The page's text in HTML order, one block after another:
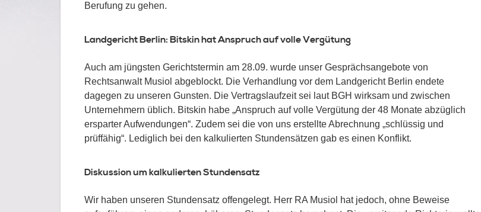
Berufung zu gehen.
Landgericht Berlin: Bitskin hat Anspruch auf volle Vergütung
Auch am jüngsten Gerichtstermin am 28.09. wurde unser Gesprächsangebote von
Rechtsanwalt Musiol abgeblockt. Die Verhandlung vor dem Landgericht Berlin endete
dagegen zu unseren Gunsten. Die Vertragslaufzeit sei laut BGH wirksam und zwischen
Unternehmern üblich. Bitskin habe „Anspruch auf volle Vergütung der 48 Monate abzüglich
ersparter Aufwendungen“. Zudem sei die von uns erstellte Abrechnung „schlüssig und
prüffähig“. Lediglich bei den kalkulierten Stundensätzen gab es einen Konflikt.
Diskussion um kalkulierten Stundensatz
Wir haben unseren Stundensatz offengelegt. Herr RA Musiol hat jedoch, ohne Beweise